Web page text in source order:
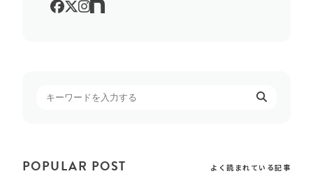
POPULAR POST よく読まれている記事